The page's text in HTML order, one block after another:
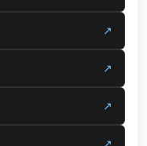
↗
↗
↗
↗